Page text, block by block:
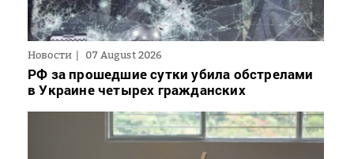
Новости 07 August 2026
РФ за прошедшие сутки убила обстрелами
в Украине четырех гражданских